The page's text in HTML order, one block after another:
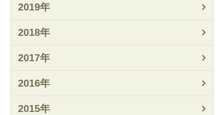
2019年
2018年
2017年
2016年
2015年